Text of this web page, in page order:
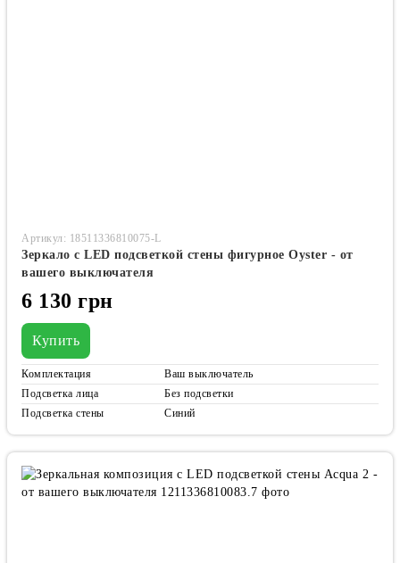
Артикул: 18511336810075-L
Зеркало с LED подсветкой стены фигурное Oyster - от
вашего выключателя
6 130 грн
Купить
Комплектация
Ваш выключатель
Подсветка лица
Без подсветки
Подсветка стены
Синий